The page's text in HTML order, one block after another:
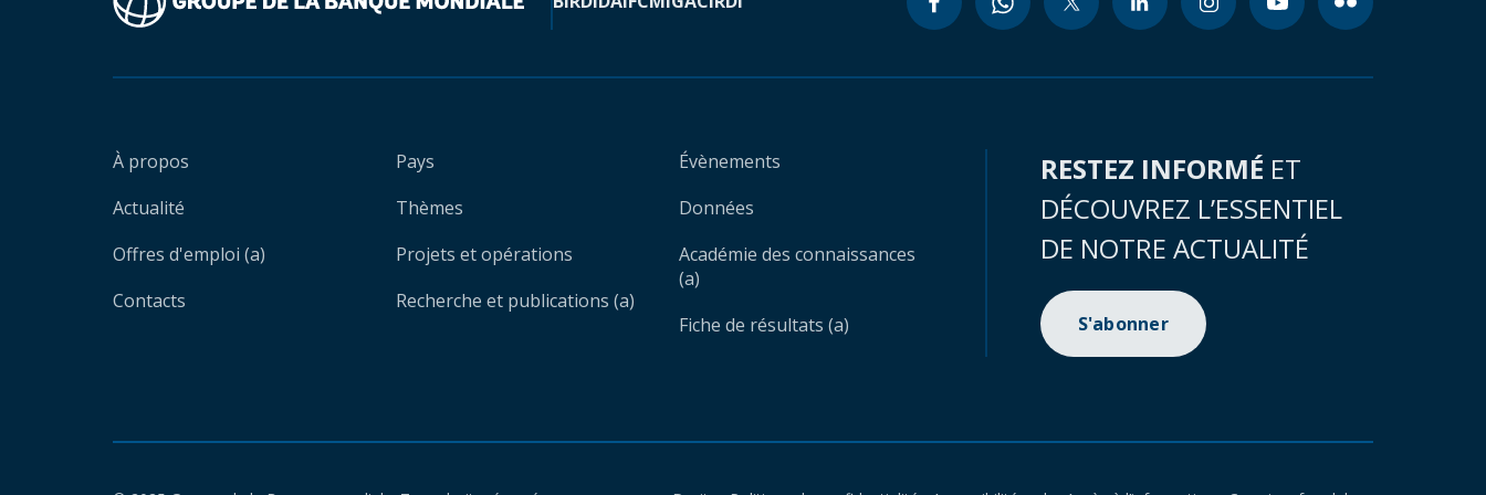
À propos
Actualité
Offres d'emploi (a)
Contacts
Pays
Thèmes
Projets et opérations
Recherche et publications (a)
Évènements
Données
Académie des connaissances
(a)
Fiche de résultats (a)
RESTEZ INFORMÉ ET
DÉCOUVREZ L’ESSENTIEL
DE NOTRE ACTUALITÉ
S'abonner